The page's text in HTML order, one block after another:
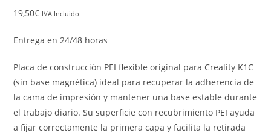
19,50€ IVA Incluido
Entrega en 24/48 horas
Placa de construcción PEI flexible original para Creality K1C
(sin base magnética) ideal para recuperar la adherencia de
la cama de impresión y mantener una base estable durante
el trabajo diario. Su superficie con recubrimiento PEI ayuda
a fijar correctamente la primera capa y facilita la retirada